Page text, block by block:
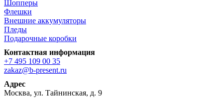
Шопперы
Флешки
Внешние аккумуляторы
Пледы
Подарочные коробки
Контактная информация
+7 495 109 00 35
zakaz@b-present.ru
Адрес
Москва, ул. Тайнинская, д. 9